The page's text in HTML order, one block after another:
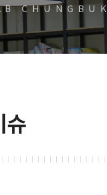
CHUNGBUK
슈